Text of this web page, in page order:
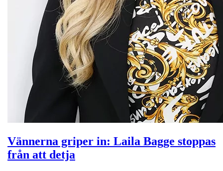
Vännerna griper in: Laila Bagge stoppas
från att detja